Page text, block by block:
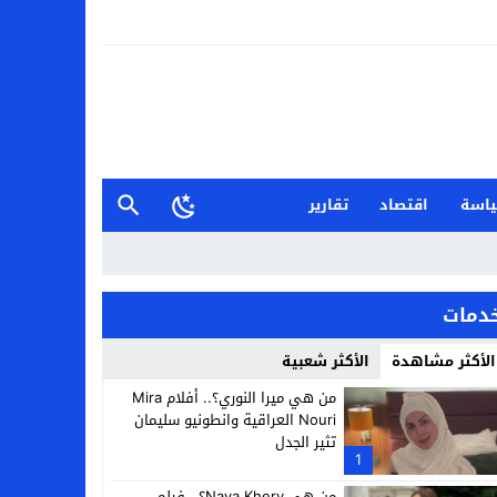
اقتصاد
تقارير
الأكثر مشاهدة الأكثر شعبية
1
من هي ميرا النوري؟.. أفلام Mira
Nouri العراقية وانطونيو سليمان
تثير الجدل